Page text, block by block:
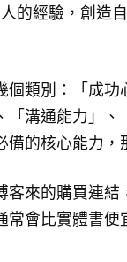
的經驗，創造
個類別：「成
「溝通能力」
的核心能力，
客來的購買連
會比實體書便